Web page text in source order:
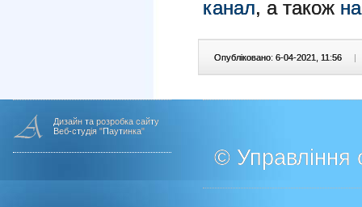
канал, а також
Опубліковано: 6-04-2021, 11:56 |
Дизайн та розробка сайту
Веб-студія "Паутинка"
© Управління